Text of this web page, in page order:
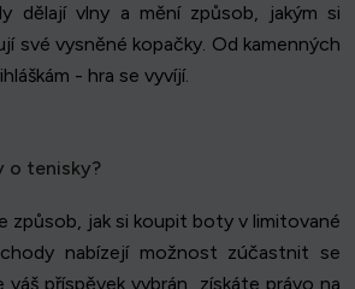
dělají vlny a mění způsob, jakým si
své vysněné kopačky. Od kamenných
- hra se vyvíjí.
o tenisky?
způsob, jak si koupit boty v limitované
nabízejí možnost zúčastnit se
příspěvek vybrán, získáte právo na